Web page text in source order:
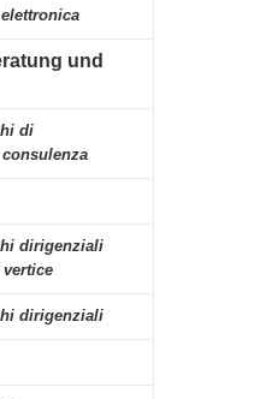
und
di
dirigenziali
dirigenziali